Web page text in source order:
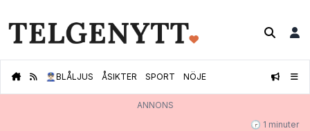
👮🏻‍♂️BLÅLJUS ÅSIKTER SPORT NÖJE
ANNONS
🕝 1 minuter